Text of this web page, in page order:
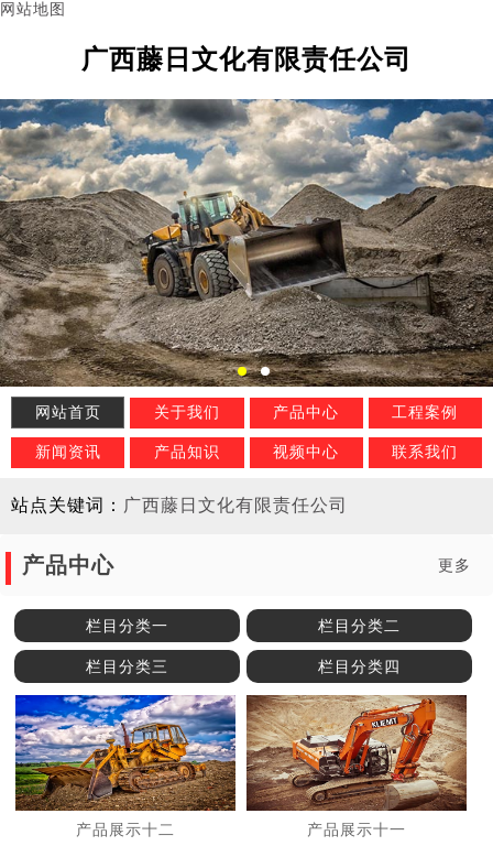
网站地图
广西藤日文化有限责任公司
网站首页 关于我们 产品中心 工程案例
新闻资讯 产品知识 视频中心 联系我们
站点关键词： 广西藤日文化有限责任公司
产品中心 更多
栏目分类一 栏目分类二
栏目分类三 栏目分类四
产品展示十二 产品展示十一